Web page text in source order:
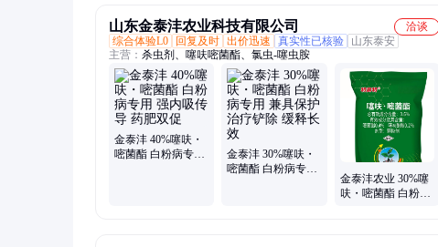
山东金泰沣农业科技有限公司
洽谈
综合体验L0
回复及时 出价迅速 真实性已核验
山东泰安
主营： 杀虫剂、噻呋嘧菌酯、氯虫-噻虫胺
金泰沣 40%噻呋・
嘧菌酯 白粉病专用
金泰沣 30%噻呋・
嘧菌酯 白粉病专用
金泰沣农业 30%噻
呋・嘧菌酯 白粉病